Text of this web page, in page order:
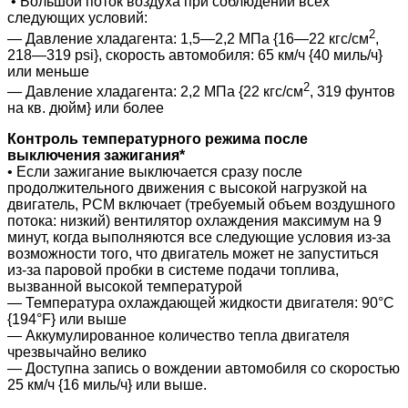
следующих условий:
— Давление хладагента: 1,5—2,2 МПа {16—22 кгс/см2,
218—319 psi}, скорость автомобиля: 65 км/ч {40 миль/ч}
или меньше
— Давление хладагента: 2,2 МПа {22 кгс/см2, 319 фунтов
на кв. дюйм} или более
Контроль температурного режима после
выключения зажигания*
• Если зажигание выключается сразу после
продолжительного движения с высокой нагрузкой на
двигатель, PCM включает (требуемый объем воздушного
потока: низкий) вентилятор охлаждения максимум на 9
минут, когда выполняются все следующие условия из-за
возможности того, что двигатель может не запуститься
из-за паровой пробки в системе подачи топлива,
вызванной высокой температурой
— Температура охлаждающей жидкости двигателя: 90°C
{194°F} или выше
— Аккумулированное количество тепла двигателя
чрезвычайно велико
— Доступна запись о вождении автомобиля со скоростью
25 км/ч {16 миль/ч} или выше.